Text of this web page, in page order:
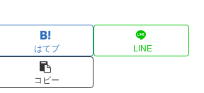
はてブ LINE
コピー